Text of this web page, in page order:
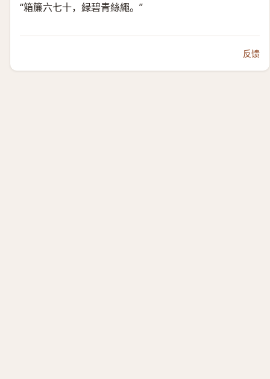
“箱簾六七十，緑碧青絲繩。”
反馈